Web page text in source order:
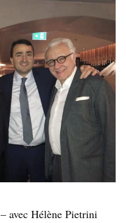
– avec Hélène Pietrini